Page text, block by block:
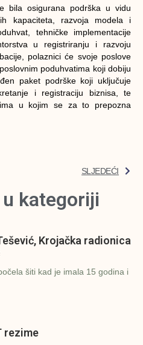
bila osigurana podrška u vidu
kapaciteta, razvoja modela i
tehničke implementacije
u registriranju i razvoju
polaznici će svoje poslove
poduhvatima koji dobiju
paket podrške koji uključuje
i registraciju biznisa, te
u kojim se za to prepozna
SLJEDEĆI
kategoriji
Krojačka radionica
šiti kad je imala 15 godina i
rezime